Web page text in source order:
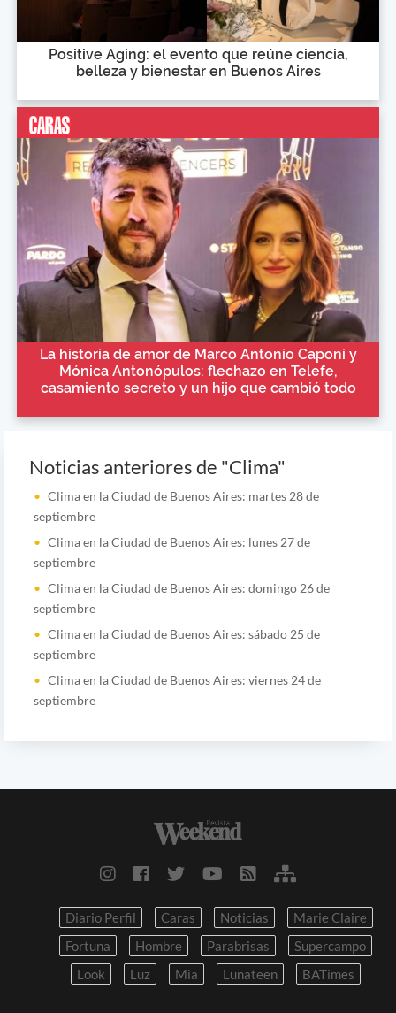
Positive Aging: el evento que reúne ciencia,
belleza y bienestar en Buenos Aires
La historia de amor de Marco Antonio Caponi y
Mónica Antonópulos: flechazo en Telefe,
casamiento secreto y un hijo que cambió todo
Noticias anteriores de "Clima"
Clima en la Ciudad de Buenos Aires: martes 28 de
septiembre
Clima en la Ciudad de Buenos Aires: lunes 27 de
septiembre
Clima en la Ciudad de Buenos Aires: domingo 26 de
septiembre
Clima en la Ciudad de Buenos Aires: sábado 25 de
septiembre
Clima en la Ciudad de Buenos Aires: viernes 24 de
septiembre
Diario Perfil Caras Noticias
Marie Claire
Fortuna
Hombre Parabrisas
Supercampo
Look
Luz Mia Lunateen BATimes